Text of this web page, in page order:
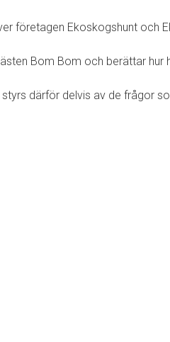
företagen Ekoskogshunt och
Bom Bom och berättar
därför delvis av de frågor